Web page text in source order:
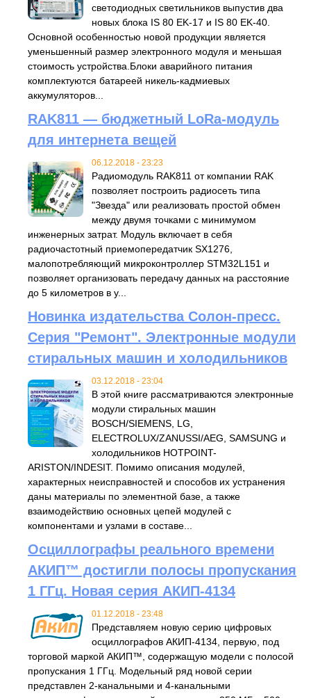
светодиодных светильников выпустив два
новых блока IS 80 EK-17 и IS 80 EK-40.
Основной особенностью новой продукции является
уменьшенный размер электронного модуля и меньшая
стоимость устройства.Блоки аварийного питания
комплектуются батареей никель-кадмиевых
аккумуляторов...
RAK811 — бюджетный LoRa-модуль
для интернета вещей
06.12.2018 - 23:23
Радиомодуль RAK811 от компании RAK
позволяет построить радиосеть типа
"Звезда" или реализовать простой обмен
между двумя точками с минимумом
инженерных затрат. Модуль включает в себя
радиочастотный приемопередатчик SX1276,
малопотребляющий микроконтроллер STM32L151 и
позволяет организовать передачу данных на расстояние
до 5 километров в у...
Новинка издательства Солон-пресс.
Серия "Ремонт". Электронные модули
стиральных машин и холодильников
03.12.2018 - 23:04
В этой книге рассматриваются электронные
модули стиральных машин
BOSCH/SIEMENS, LG,
ELECTROLUX/ZANUSSI/AEG, SAMSUNG и
холодильников HOTPOINT-
ARISTON/INDESIT. Помимо описания модулей,
характерных неисправностей и способов их устранения
даны материалы по элементной базе, а также
взаимодействию основных цепей модулей с
компонентами и узлами в составе...
Осциллографы реального времени
АКИП™ достигли полосы пропускания
1 ГГц. Новая серия АКИП-4134
01.12.2018 - 23:48
Представляем новую серию цифровых
осциллографов АКИП-4134, первую, под
торговой маркой АКИП™, содержащую модели с полосой
пропускания 1 ГГц. Модельный ряд новой серии
представлен 2-канальными и 4-канальными